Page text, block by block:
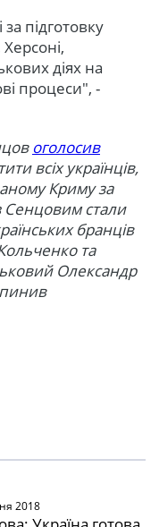
підготовку
Херсоні,
діях на
процеси", -
оголосив
всіх українців,
Криму за
Сенцовим стали
бранців
та
Олександр
2018